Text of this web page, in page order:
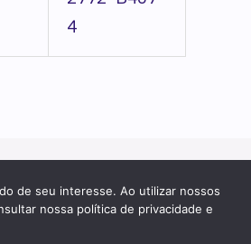
4
de seu interesse. Ao utilizar nossos
nossa política de privacidade e